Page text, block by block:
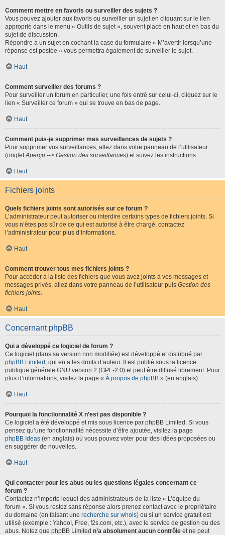
Comment mettre en favoris ou surveiller des sujets ?
Vous pouvez ajouter aux favoris ou surveiller un sujet en cliquant sur le lien
approprié dans le menu « Outils de sujet », souvent placé en haut et en bas du
sujet de discussion.
Répondre à un sujet en cochant la case du formulaire « M’avertir lorsqu’une
réponse est postée » vous permettra également de surveiller le sujet.
Haut
Comment surveiller des forums ?
Pour surveiller un forum en particulier, une fois entré sur celui-ci, cliquez sur le
lien « Surveiller ce forum » qui se trouve en bas de page.
Haut
Comment puis-je supprimer mes surveillances de sujets ?
Pour supprimer vos surveillances, allez dans votre panneau de l’utilisateur
(ongletAperçu --> Gestion des surveillances) et suivez les instructions.
Haut
Fichiers joints
Quels fichiers joints sont autorisés sur ce forum ?
L’administrateur peut autoriser ou interdire certains types de fichiers joints. Si
vous n’êtes pas sûr de ce qui est autorisé à être chargé, contactez
l’administrateur pour plus d’informations.
Haut
Comment trouver tous mes fichiers joints ?
Pour accéder à la liste des fichiers que vous avez joints à vos messages et
messages privés, allez dans votre panneau de l’utilisateur puis Gestion des
fichiers joints.
Haut
Concernant phpBB
Qui a développé ce logiciel de forum ?
Ce logiciel (dans sa version non modifiée) est développé et distribué par
phpBB Limited , qui en a les droits d’auteur. Il est publié sous la licence
publique générale GNU version 2 (GPL-2.0) et peut être diffusé librement. Pour
plus d’informations, visitez la page « À propos de phpBB » (en anglais).
Haut
Pourquoi la fonctionnalité X n’est pas disponible ?
Ce logiciel a été développé et mis sous licence par phpBB Limited. Si vous
pensez qu’une fonctionnalité nécessite d’être ajoutée, visitez la page
phpBB Ideas (en anglais) où vous pouvez voter pour des idées proposées ou
en suggérer de nouvelles.
Haut
Qui contacter pour les abus ou les questions légales concernant ce
forum ?
Contactez n’importe lequel des administrateurs de la liste « L’équipe du
forum ». Si vous restez sans réponse alors prenez contact avec le propriétaire
du domaine (en faisant une recherche sur whois) ou si un service gratuit est
utilisé (exemple : Yahoo!, Free, f2s.com, etc.), avec le service de gestion ou des
abus. Notez que phpBB Limited n’a absolument aucun contrôle et ne peut